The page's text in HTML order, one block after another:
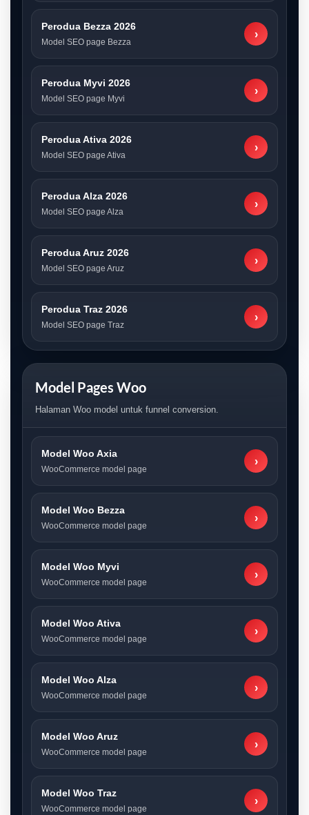
Perodua Bezza 2026
Model SEO page Bezza
›
Perodua Myvi 2026
Model SEO page Myvi
›
Perodua Ativa 2026
Model SEO page Ativa
›
Perodua Alza 2026
Model SEO page Alza
›
Perodua Aruz 2026
Model SEO page Aruz
›
Perodua Traz 2026
Model SEO page Traz
›
Model Pages Woo
Halaman Woo model untuk funnel conversion.
Model Woo Axia
WooCommerce model page
›
Model Woo Bezza
WooCommerce model page
›
Model Woo Myvi
WooCommerce model page
›
Model Woo Ativa
WooCommerce model page
›
Model Woo Alza
WooCommerce model page
›
Model Woo Aruz
WooCommerce model page
›
Model Woo Traz
WooCommerce model page
›